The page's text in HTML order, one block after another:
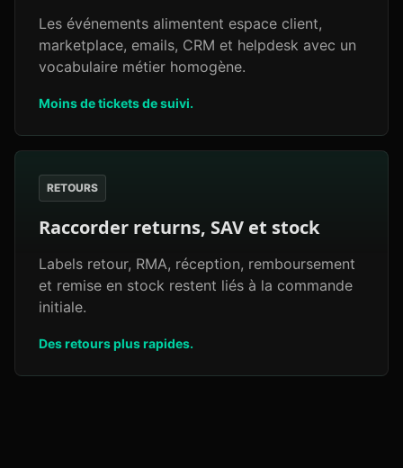
Les événements alimentent espace client,
marketplace, emails, CRM et helpdesk avec un
vocabulaire métier homogène.
Moins de tickets de suivi.
RETOURS
Raccorder returns, SAV et stock
Labels retour, RMA, réception, remboursement
et remise en stock restent liés à la commande
initiale.
Des retours plus rapides.